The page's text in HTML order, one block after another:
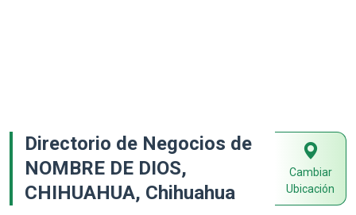
Directorio de Negocios de
NOMBRE DE DIOS,
CHIHUAHUA, Chihuahua
Cambiar
Ubicación